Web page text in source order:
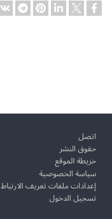
Footer
اتصل
حقوق النشر
خريطة الموقع
سياسة الخصوصية
إعدادات ملفات تعريف الارتباط
تسجيل الدخول